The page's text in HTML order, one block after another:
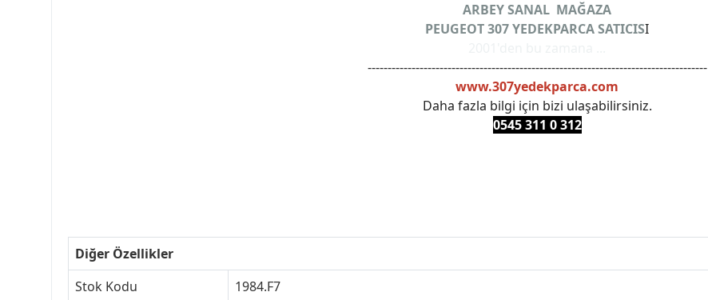
ARBEY SANAL MAĞAZA
PEUGEOT 307 YEDEKPARCA SATICISI
-------------------------------------------------------------------------------------
www.307yedekparca.com
Daha fazla bilgi için bizi ulaşabilirsiniz.
0545 311 0 312
Diğer Özellikler
Stok Kodu
1984.F7